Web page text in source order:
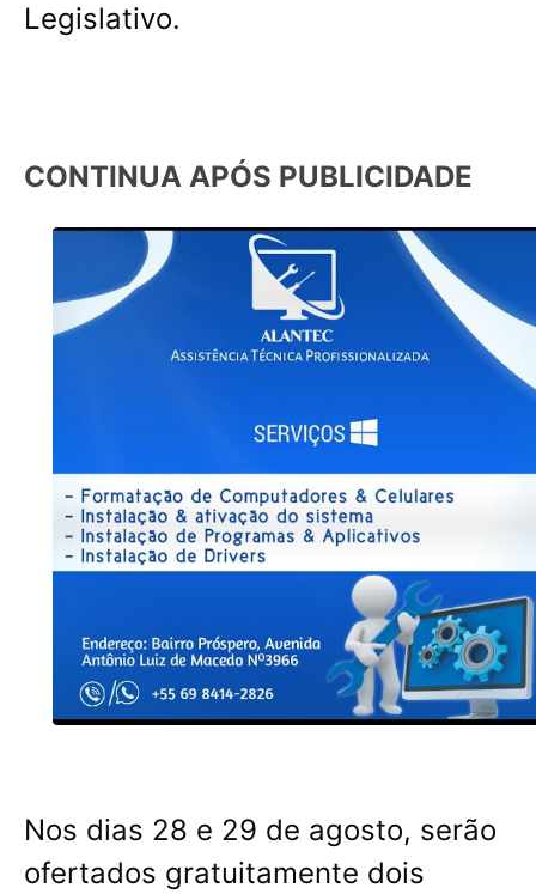
Legislativo.
CONTINUA APÓS PUBLICIDADE
Nos dias 28 e 29 de agosto, serão
ofertados gratuitamente dois